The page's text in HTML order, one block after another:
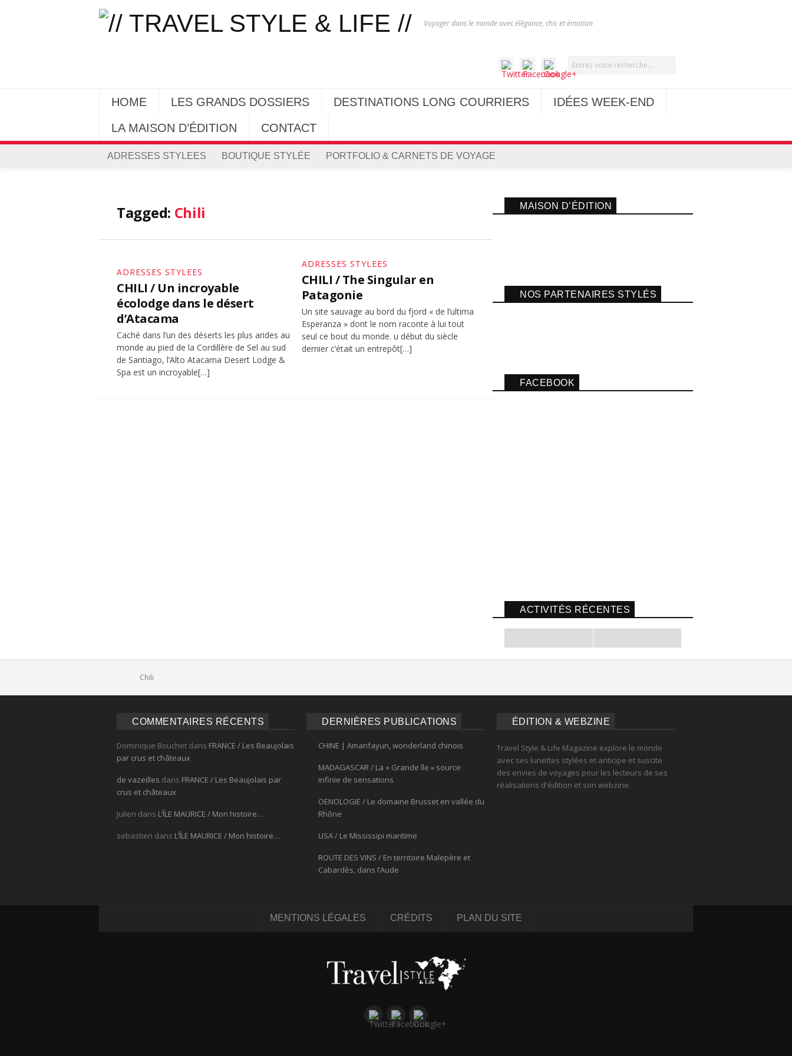
Voyager dans le monde avec élégance, chic et émotion
HOME LES GRANDS DOSSIERS DESTINATIONS LONG COURRIERS
IDÉES WEEK-END
LA MAISON D’ÉDITION
CONTACT
ADRESSES STYLEES BOUTIQUE STYLÉE PORTFOLIO & CARNETS DE VOYAGE
Tagged: Chili
ADRESSES STYLEES
CHILI / Un incroyable
écolodge dans le désert
d’Atacama
Caché dans l’un des déserts les plus arides au
monde au pied de la Cordillère de Sel au sud
de Santiago, l’Alto Atacama Desert Lodge &
Spa est un incroyable[…]
ADRESSES STYLEES
CHILI / The Singular en
Patagonie
Un site sauvage au bord du fjord « de l’ultima
Esperanza » dont le nom raconte à lui tout
seul ce bout du monde. u début du siècle
dernier c’était un entrepôt[…]
MAISON D’ÉDITION
NOS PARTENAIRES STYLÉS
FACEBOOK
ACTIVITÉS RÉCENTES
Chili
COMMENTAIRES RÉCENTS
Dominique Bouchet dans FRANCE / Les Beaujolais
par crus et châteaux
de vazeilles dans FRANCE / Les Beaujolais par
crus et châteaux
Julien dans L’ÎLE MAURICE / Mon histoire…
sebastien dans L’ÎLE MAURICE / Mon histoire…
DERNIÈRES PUBLICATIONS
CHINE | Amanfayun, wonderland chinois
MADAGASCAR / La « Grande île » source
infinie de sensations
OENOLOGIE / Le domaine Brusset en vallée du
Rhône
USA / Le Mississipi maritime
ROUTE DES VINS / En territoire Malepère et
Cabardès, dans l’Aude
ÉDITION & WEBZINE
Travel Style & Life Magazine explore le monde
avec ses lunettes stylées et anticipe et suscite
des envies de voyages pour les lecteurs de ses
réalisations d'édition et son webzine.
MENTIONS LÉGALES CRÉDITS PLAN DU SITE